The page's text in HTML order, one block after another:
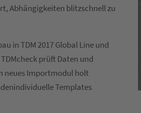
Abhängigkeiten blitzschnell zu
in TDM 2017 Global Line und
prüft Daten und
neues Importmodul holt
Templates